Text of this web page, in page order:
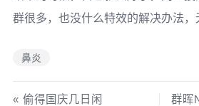
群很多，也没什么特效的解决办法，
鼻炎
偷得国庆几日闲